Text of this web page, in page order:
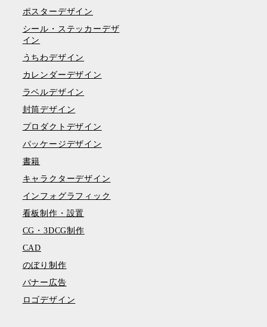
ポスターデザイン
シール・ステッカーデザ
イン
うちわデザイン
カレンダーデザイン
ラベルデザイン
封筒デザイン
プロダクトデザイン
パッケージデザイン
書籍
キャラクターデザイン
インフォグラフィック
看板制作・設置
CG・3DCG制作
CAD
のぼり制作
バナー広告
ロゴデザイン